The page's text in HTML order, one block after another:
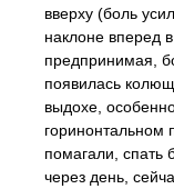
вверху (боль
наклоне вперед
предпринимая,
появилась
выдохе,
горинонтальном
помагали, спать
через день,